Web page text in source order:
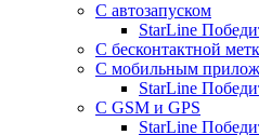
С автозапуском
StarLine
С бесконтактной
С мобильным
StarLine
С GSM и GPS
StarLine